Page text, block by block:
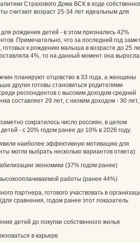
Страхового Дома ВСК в ходе
считают возраст 25-34 лет идеальным для
рождения детей - в этом признались 42%
Примечательно, что за последний год
готовых к рождению малыша в возрасте до 25
4%, то на данный момент она выросла
планируют отцовство в 33 года, а женщины
других готовы становиться родителями
респондентов с высоким доходом средний
составляет 29 лет, с низким доходом - 30 лет,
сократилось число россиян, в целом
- с 20% годом ранее до 10% в 2026 году.
наиболее эффективную мотивацию для
могли выбрать несколько вариантов ответа):
экономики (37% годом ранее)
работы (ранее 44%)
партнера, готового участвовать в
сравнения, годом ранее этот показатель
детей до покупки собственного жилья
в карьере